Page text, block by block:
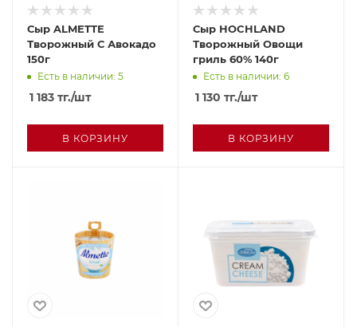
Сыр ALMETTE
Творожный С Авокадо
150г
Есть в наличии: 5
1 183 тг./шт
В КОРЗИНУ
Сыр HOCHLAND
Творожный Овощи
гриль 60% 140г
Есть в наличии: 6
1 130 тг./шт
В КОРЗИНУ